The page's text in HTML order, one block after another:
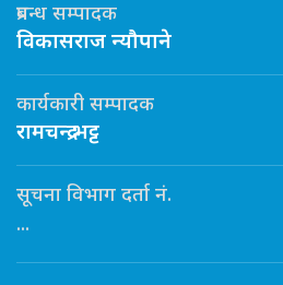
प्रबन्ध सम्पादक
विकासराज न्यौपाने
कार्यकारी सम्पादक
रामचन्द्र भट्ट
सूचना विभाग दर्ता नं.
...